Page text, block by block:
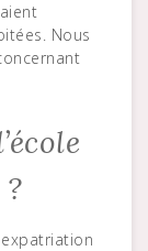
Nous